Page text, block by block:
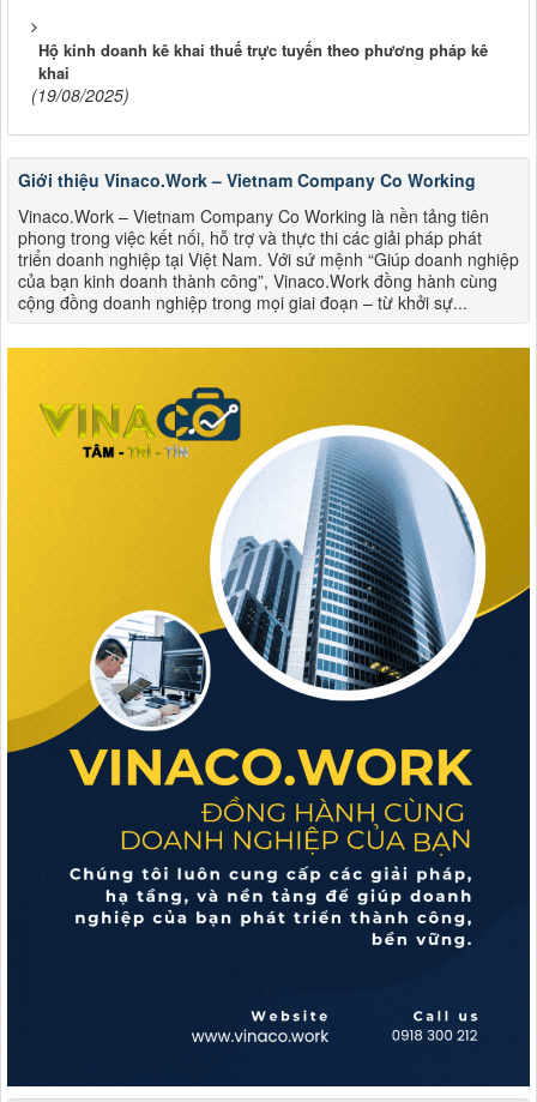
Hộ kinh doanh kê khai thuế trực tuyến theo phương pháp kê
khai
(19/08/2025)
Giới thiệu Vinaco.Work – Vietnam Company Co Working
Vinaco.Work – Vietnam Company Co Working là nền tảng tiên
phong trong việc kết nối, hỗ trợ và thực thi các giải pháp phát
triển doanh nghiệp tại Việt Nam. Với sứ mệnh “Giúp doanh nghiệp
của bạn kinh doanh thành công”, Vinaco.Work đồng hành cùng
cộng đồng doanh nghiệp trong mọi giai đoạn – từ khởi sự...